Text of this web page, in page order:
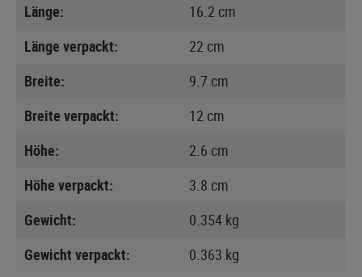
Länge:
16.2 cm
Länge verpackt:
22 cm
Breite:
9.7 cm
Breite verpackt:
12 cm
Höhe:
2.6 cm
Höhe verpackt:
3.8 cm
Gewicht:
0.354 kg
Gewicht verpackt:
0.363 kg